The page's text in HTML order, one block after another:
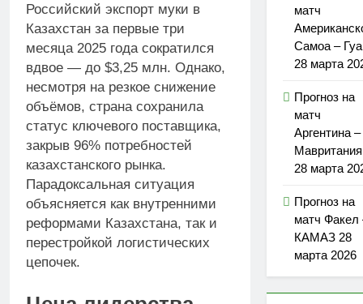
Российский экспорт муки в
Казахстан за первые три
месяца 2025 года сократился
вдвое — до $3,25 млн. Однако,
несмотря на резкое снижение
объёмов, страна сохранила
статус ключевого поставщика,
закрыв 96% потребностей
казахстанского рынка.
Парадоксальная ситуация
объясняется как внутренними
реформами Казахстана, так и
перестройкой логистических
цепочек.
матч
Самоа –
28 марта
Прогноз на
матч
Аргентина –
Мавритания
28 марта
Прогноз на
матч Факел
КАМАЗ 28
марта 2026